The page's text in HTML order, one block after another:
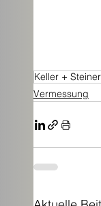
Keller +
Vermessung